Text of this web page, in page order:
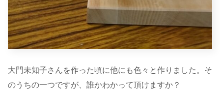
大門未知子さんを作った頃に他にも色々と作りました。そ
のうちの一つですが、誰かわかって頂けますか？